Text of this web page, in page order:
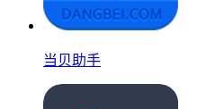
当贝助手